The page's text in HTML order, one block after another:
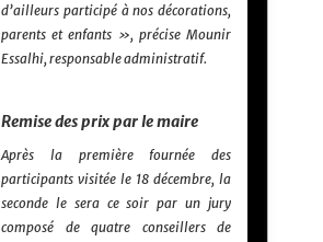
d’ailleurs participé à nos décorations,
parents et enfants », précise Mounir
Essalhi, responsable administratif.
Remise des prix par le maire
Après la première fournée des
participants visitée le 18 décembre, la
seconde le sera ce soir par un jury
composé de quatre conseillers de